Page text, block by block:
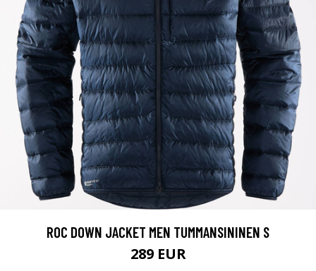
ROC DOWN JACKET MEN TUMMANSININEN S
289 EUR